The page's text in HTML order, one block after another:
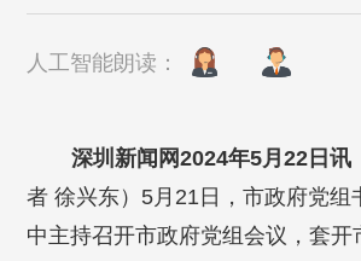
人工智能朗读：
深圳新闻网2024年5月22日讯
者 徐兴东）5月21日，市政府党组
中主持召开市政府党组会议，套开